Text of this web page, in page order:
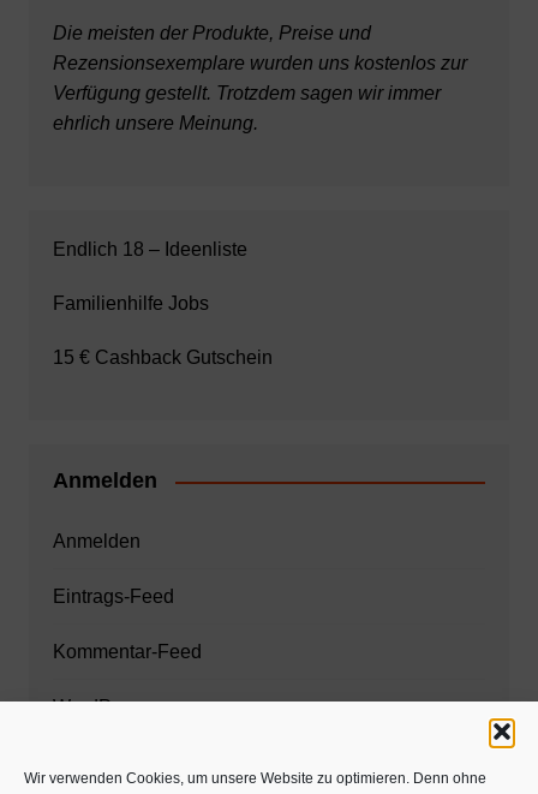
Wir verwenden Cookies, um unsere Website zu optimieren. Denn ohne
Die meisten der Produkte, Preise und
Rezensionsexemplare wurden uns kostenlos zur
Verfügung gestellt. Trotzdem sagen wir immer
ehrlich unsere Meinung.
Endlich 18 – Ideenliste
Familienhilfe Jobs
15 € Cashback Gutschein
Anmelden
Anmelden
Eintrags-Feed
Kommentar-Feed
WordPress.org